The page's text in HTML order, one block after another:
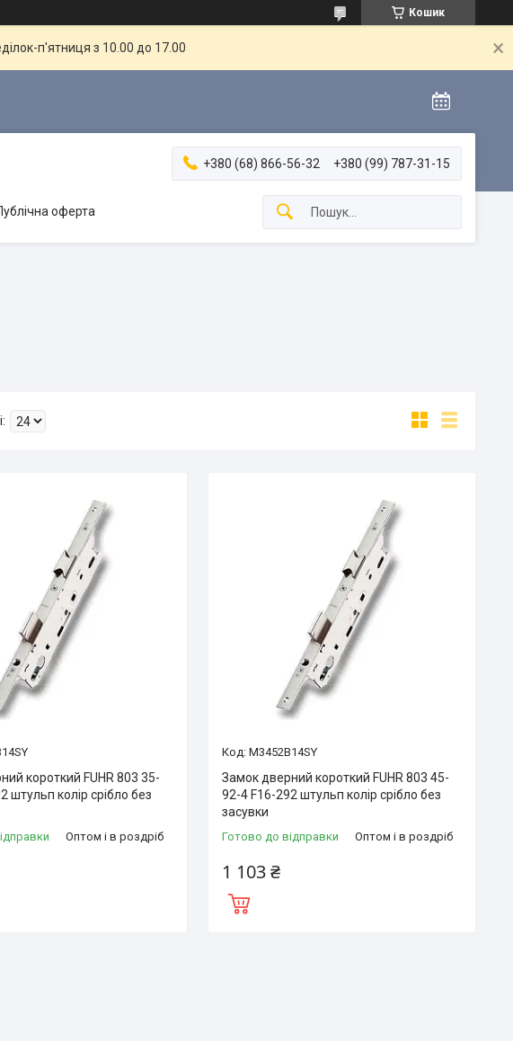
Кошик
п'ятниця з 10.00 до 17.00
+380 (68) 866-56-32 +380 (99) 787-31-15
оферта
короткий FUHR 803 35-
штульп колір срібло без
Оптом і в роздріб
M3452B14SY
Замок дверний короткий FUHR 803 45-
92-4 F16-292 штульп колір срібло без
засувки
Готово до відправки Оптом і в роздріб
1 103 ₴